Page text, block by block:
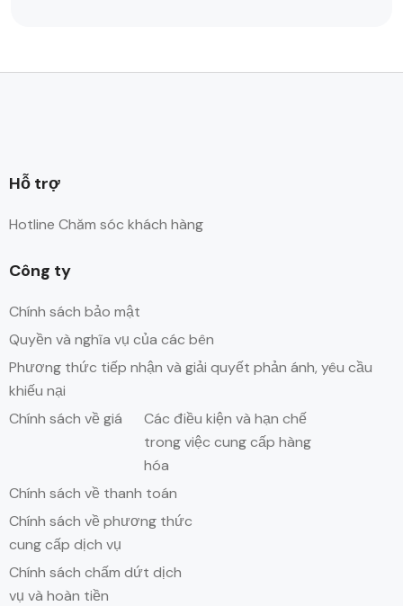
Hỗ trợ
Hotline Chăm sóc khách hàng
Công ty
Chính sách bảo mật
Quyền và nghĩa vụ của các bên
Phương thức tiếp nhận và giải quyết phản ánh, yêu cầu
khiếu nại
Chính sách về giá
Các điều kiện và hạn chế
trong việc cung cấp hàng
hóa
Chính sách về thanh toán
Chính sách về phương thức
cung cấp dịch vụ
Chính sách chấm dứt dịch
vụ và hoàn tiền